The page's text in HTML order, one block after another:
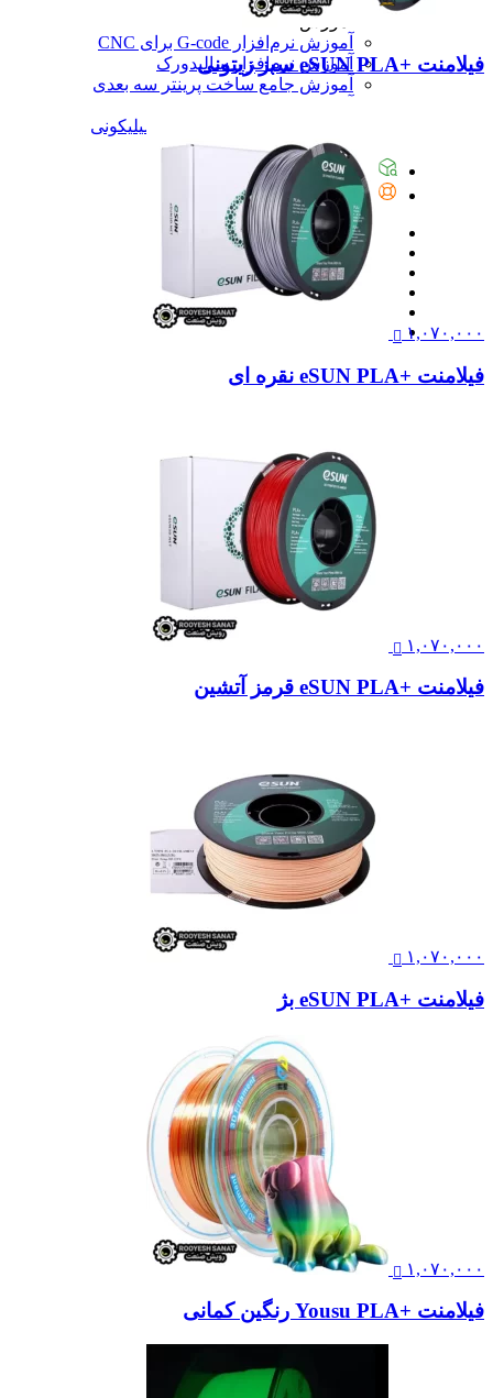
آموزش
آموزش نرم‌افزار G-code برای CNC
آموزش نرم‌افزار سالیدورک
آموزش جامع ساخت پرینتر سه بعدی
آموزش کامل ساخت قالب سیلیکونی
همه آموزش
پیگیری سفارشات
تماس با ما
فیلامنت +eSUN PLA سبز زیتونی
۱,۰۷۰,۰۰۰
فیلامنت +eSUN PLA نقره ای
۱,۰۷۰,۰۰۰
فیلامنت +eSUN PLA قرمز آتشین
۱,۰۷۰,۰۰۰
فیلامنت +eSUN PLA بژ
۱,۰۷۰,۰۰۰
فیلامنت +Yousu PLA رنگین کمانی